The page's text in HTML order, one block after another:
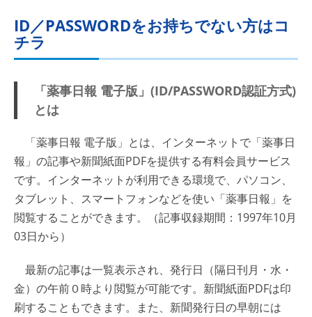
ID／PASSWORDをお持ちでない方はコ
チラ
「薬事日報 電子版」(ID/PASSWORD認証方式)
とは
「薬事日報 電子版」とは、インターネットで「薬事日
報」の記事や新聞紙面PDFを提供する有料会員サービス
です。インターネットが利用できる環境で、パソコン、
タブレット、スマートフォンなどを使い「薬事日報」を
閲覧することができます。（記事収録期間：1997年10月
03日から）
最新の記事は一覧表示され、発行日（隔日刊月・水・
金）の午前０時より閲覧が可能です。新聞紙面PDFは印
刷することもできます。また、新聞発行日の早朝には